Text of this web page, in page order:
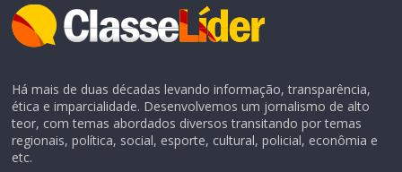
Há mais de duas décadas levando informação, transparência,
ética e imparcialidade. Desenvolvemos um jornalismo de alto
teor, com temas abordados diversos transitando por temas
regionais, política, social, esporte, cultural, policial, econômia e
etc.